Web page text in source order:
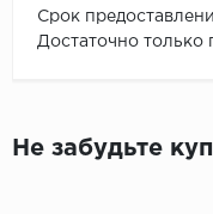
Срок
Достаточно только
Не забудьте